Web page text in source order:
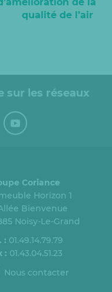
qualité de l’air
sur les réseaux
Coriance
Horizon 1
Bienvenue
Noisy-Le-Grand
: 01.49.14.79.79
: 01.43.04.51.23
Nous contacter